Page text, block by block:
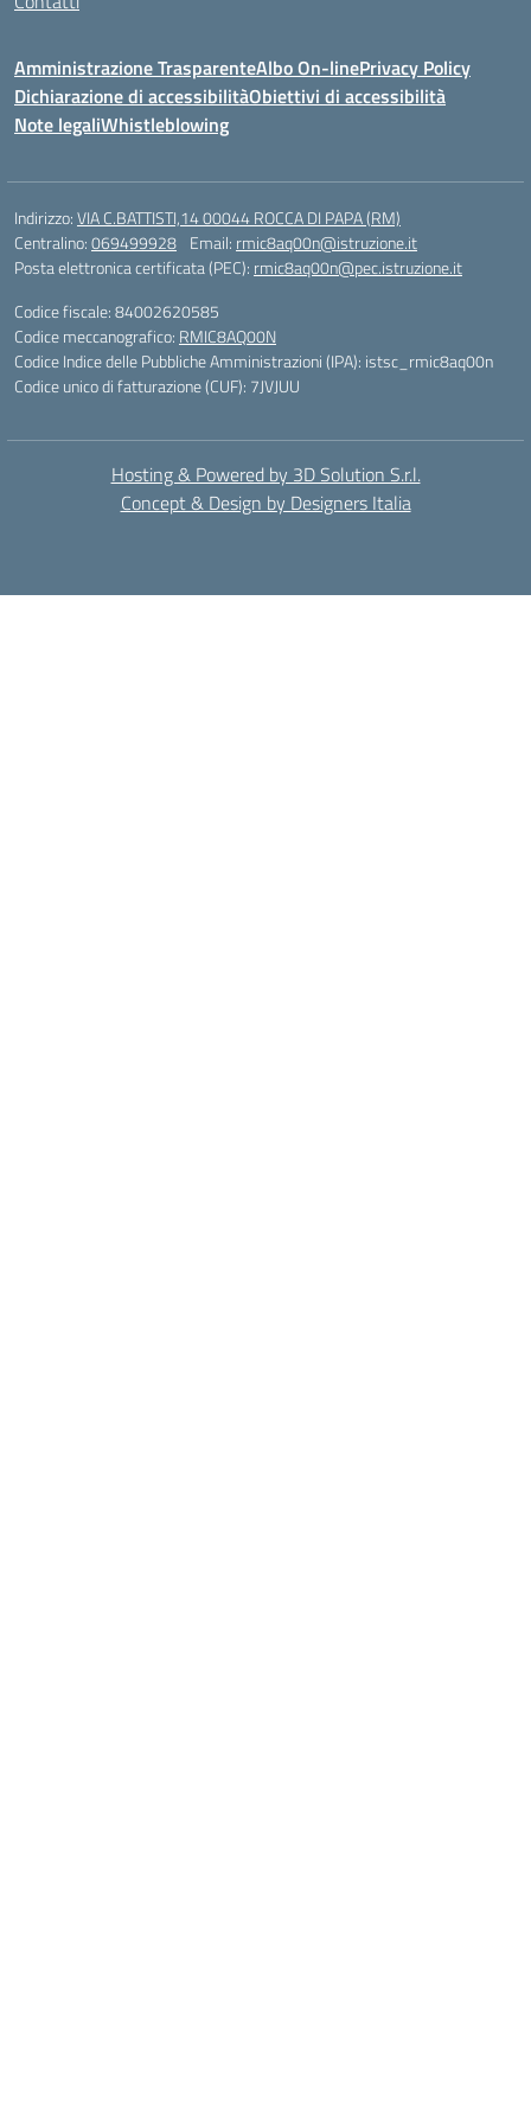
Amministrazione TrasparenteAlbo On-linePrivacy Policy
Dichiarazione di accessibilitàObiettivi di accessibilità
Note legaliWhistleblowing
Indirizzo:VIA C.BATTISTI,14 00044 ROCCA DI PAPA (RM)
Centralino:069499928 Email: rmic8aq00n@istruzione.it
Posta elettronica certificata (PEC): rmic8aq00n@pec.istruzione.it
Codice fiscale: 84002620585
Codice meccanografico: RMIC8AQ00N
Codice Indice delle Pubbliche Amministrazioni (IPA): istsc_rmic8aq00n
Codice unico di fatturazione (CUF): 7JVJUU
Hosting & Powered by 3D Solution S.r.l.
Concept & Design by Designers Italia